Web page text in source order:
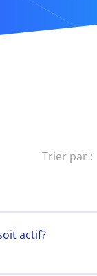
Trier par :
actif?